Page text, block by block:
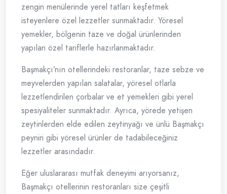
zengin menülerinde yerel tatları keşfetmek
isteyenlere özel lezzetler sunmaktadır. Yöresel
yemekler, bölgenin taze ve doğal ürünlerinden
yapılan özel tariflerle hazırlanmaktadır.
Başmakçı’nın otellerindeki restoranlar, taze sebze ve
meyvelerden yapılan salatalar, yöresel otlarla
lezzetlendirilen çorbalar ve et yemekleri gibi yerel
spesiyaliteler sunmaktadır. Ayrıca, yörede yetişen
zeytinlerden elde edilen zeytinyağı ve ünlü Başmakçı
peyniri gibi yöresel ürünler de tadabileceğiniz
lezzetler arasındadır.
Eğer uluslararası mutfak deneyimi arıyorsanız,
Başmakçı otellerinin restoranları size çeşitli